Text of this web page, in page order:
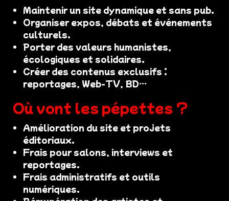
Maintenir un site dynamique et sans pub.
Organiser expos, débats et événements
culturels.
Porter des valeurs humanistes,
écologiques et solidaires.
Créer des contenus exclusifs :
reportages, Web-TV, BD…
Où vont les pépettes ?
Amélioration du site et projets
éditoriaux.
Frais pour salons, interviews et
reportages.
Frais administratifs et outils
numériques.